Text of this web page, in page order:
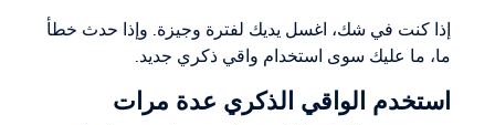
إذا كنت في شك، اغسل يديك لفترة وجيزة. وإذا حدث خطأ
ما، ما عليك سوى استخدام واقي ذكري جديد.
استخدم الواقي الذكري عدة مرات